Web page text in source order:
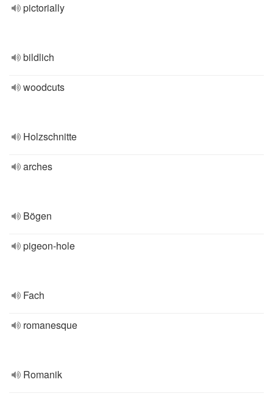
pictorially
bildlich
woodcuts
Holzschnitte
arches
Bögen
pigeon-hole
Fach
romanesque
Romanik